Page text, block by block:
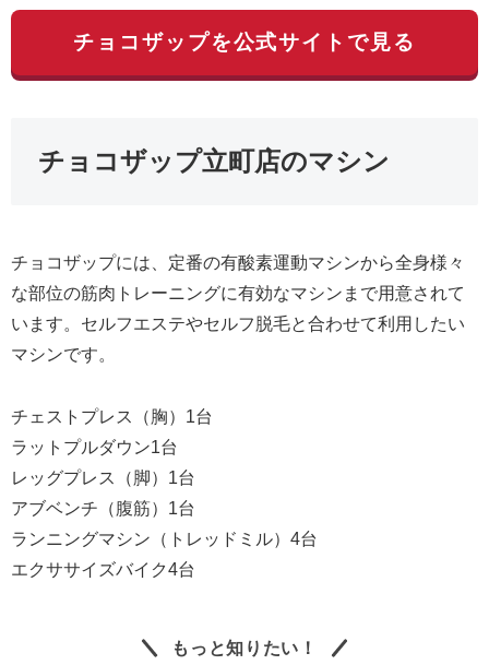
チョコザップを公式サイトで見る
チョコザップ立町店のマシン
チョコザップには、定番の有酸素運動マシンから全身様々
な部位の筋肉トレーニングに有効なマシンまで用意されて
います。セルフエステやセルフ脱毛と合わせて利用したい
マシンです。
チェストプレス（胸）1台
ラットプルダウン1台
レッグプレス（脚）1台
アブベンチ（腹筋）1台
ランニングマシン（トレッドミル）4台
エクササイズバイク4台
もっと知りたい！